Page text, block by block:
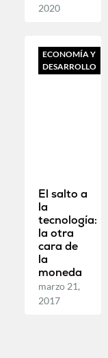
2020
ECONOMÍA Y
DESARROLLO
El salto a
la
tecnología:
la otra
cara de
la
moneda
marzo 21,
2017